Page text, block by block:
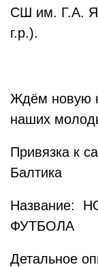
СШ им. Г.А.
г.р.).
Ждём новую
наших
Привязка к
Балтика
Название:
ФУТБОЛА
Детальное